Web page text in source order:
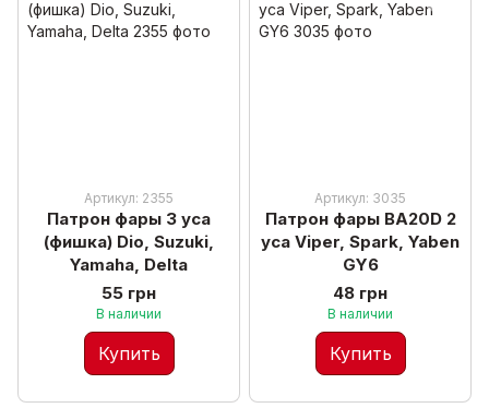
Артикул: 2355
Патрон фары 3 уса
(фишка) Dio, Suzuki,
Yamaha, Delta
55 грн
В наличии
Купить
Артикул: 3035
Патрон фары BA20D 2
уса Viper, Spark, Yaben
GY6
48 грн
В наличии
Купить